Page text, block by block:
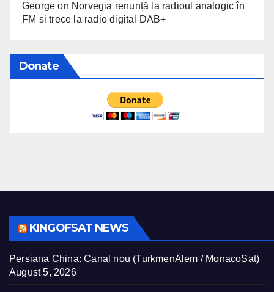
George on Norvegia renunță la radioul analogic în
FM si trece la radio digital DAB+
Donate
KINGOFSAT NEWS
Persiana China: Canal nou (TurkmenÄlem / MonacoSat)
August 5, 2026